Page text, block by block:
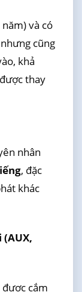
và có
cũng
khả
thay
nhân
, đặc
khác
cắm